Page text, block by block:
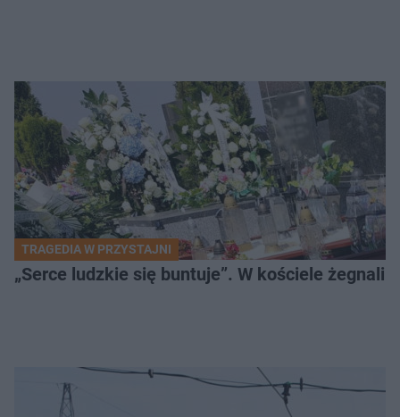
TRAGEDIA W PRZYSTAJNI
„Serce ludzkie się buntuje”. W kościele żegnali